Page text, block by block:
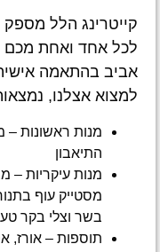
קייטרינג הלל
לכל אחד ואחת מכם
אביב בהתאמה
למצוא אצלנו,
מנות ראשונות –
התיאבון
מנות עיקריות –
מסטייק עוף
בשר וצלי בקר
תוספות – אורז,